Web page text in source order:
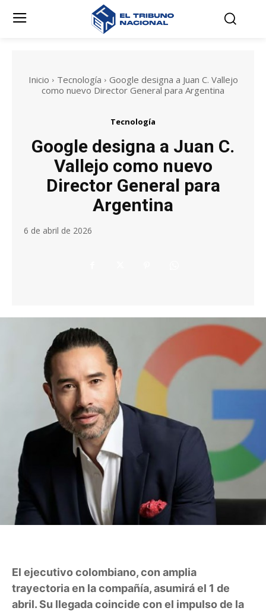
Inicio Tecnología
Google designa a Juan C. Vallejo
como nuevo Director General para Argentina
Tecnología
Google designa a Juan C.
Vallejo como nuevo
Director General para
Argentina
6 de abril de 2026
El ejecutivo colombiano, con amplia
trayectoria en la compañía, asumirá el 1 de
abril. Su llegada coincide con el impulso de la